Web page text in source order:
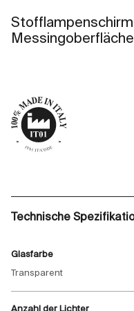
Technische
Glasfarbe
Transparent
Anzahl der Lichter